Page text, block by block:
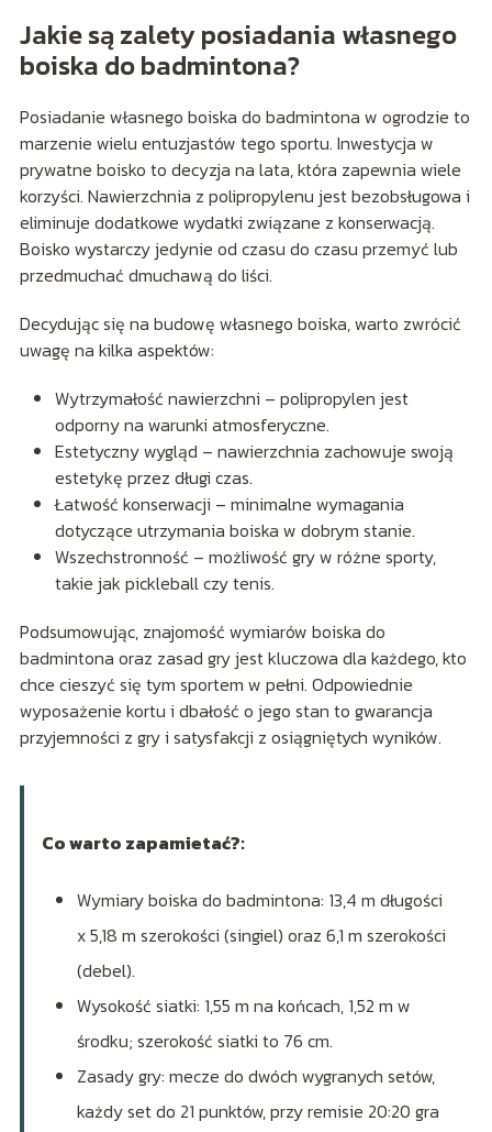
Jakie są zalety posiadania własnego
boiska do badmintona?
Posiadanie własnego boiska do badmintona w ogrodzie to
marzenie wielu entuzjastów tego sportu. Inwestycja w
prywatne boisko to decyzja na lata, która zapewnia wiele
korzyści. Nawierzchnia z polipropylenu jest bezobsługowa i
eliminuje dodatkowe wydatki związane z konserwacją.
Boisko wystarczy jedynie od czasu do czasu przemyć lub
przedmuchać dmuchawą do liści.
Decydując się na budowę własnego boiska, warto zwrócić
uwagę na kilka aspektów:
Wytrzymałość nawierzchni – polipropylen jest
odporny na warunki atmosferyczne.
Estetyczny wygląd – nawierzchnia zachowuje swoją
estetykę przez długi czas.
Łatwość konserwacji – minimalne wymagania
dotyczące utrzymania boiska w dobrym stanie.
Wszechstronność – możliwość gry w różne sporty,
takie jak pickleball czy tenis.
Podsumowując, znajomość wymiarów boiska do
badmintona oraz zasad gry jest kluczowa dla każdego, kto
chce cieszyć się tym sportem w pełni. Odpowiednie
wyposażenie kortu i dbałość o jego stan to gwarancja
przyjemności z gry i satysfakcji z osiągniętych wyników.
Co warto zapamietać?:
Wymiary boiska do badmintona: 13,4 m długości
x 5,18 m szerokości (singiel) oraz 6,1 m szerokości
(debel).
Wysokość siatki: 1,55 m na końcach, 1,52 m w
środku; szerokość siatki to 76 cm.
Zasady gry: mecze do dwóch wygranych setów,
każdy set do 21 punktów, przy remisie 20:20 gra